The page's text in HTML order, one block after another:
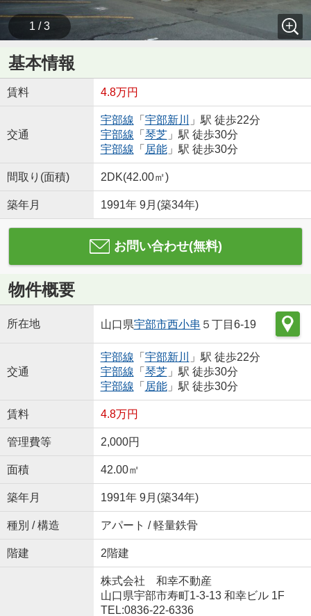
1 / 3
基本情報
賃料 4.8万円
交通
宇部線 「 宇部新川
」駅 徒歩22分
宇部線 「 琴芝」駅 徒歩30分
宇部線 「 居能」駅 徒歩30分
間取り(面積) 2DK(42.00㎡)
築年月 1991年 9月(築34年)
お問い合わせ(無料)
物件概要
所在地 山口県宇部市西小串 ５丁目6-19
交通
宇部線 「 宇部新川
」駅 徒歩22分
宇部線 「 琴芝」駅 徒歩30分
宇部線 「 居能」駅 徒歩30分
賃料 4.8万円
管理費等 2,000円
面積 42.00㎡
築年月 1991年 9月(築34年)
種別 / 構造 アパート / 軽量鉄骨
階建 2階建
株式会社 和幸不動産
山口県宇部市寿町1-3-13 和幸ビル 1F
TEL:0836-22-6336